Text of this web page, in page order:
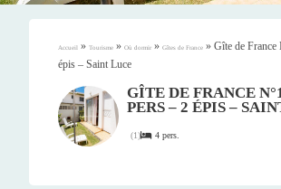
Accueil » Tourisme » Où dormir » Gîtes de France » Gîte de France
épis – Saint Luce
GÎTE DE FRANCE
PERS – 2 ÉPIS –
(1) 4 pers.